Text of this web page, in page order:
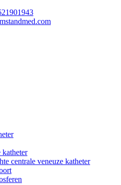
katheter
centrale veneuze katheter